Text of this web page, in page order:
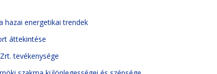
hazai energetikai trendek
áttekintése
tevékenysége